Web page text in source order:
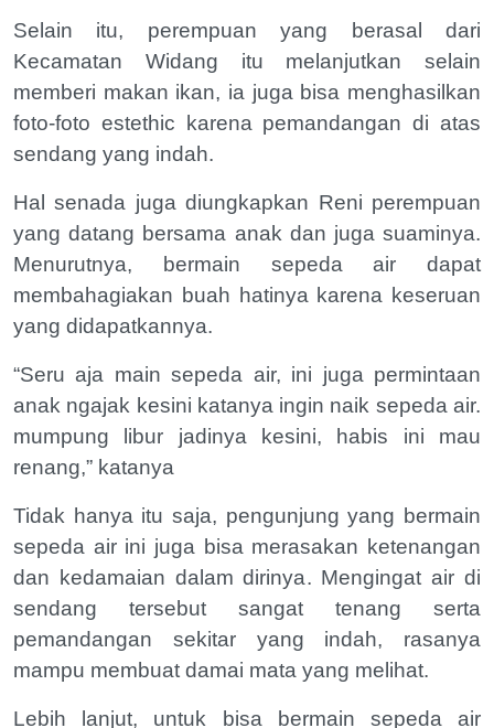
Selain itu, perempuan yang berasal dari
Kecamatan Widang itu melanjutkan selain
memberi makan ikan, ia juga bisa menghasilkan
foto-foto estethic karena pemandangan di atas
sendang yang indah.
Hal senada juga diungkapkan Reni perempuan
yang datang bersama anak dan juga suaminya.
Menurutnya, bermain sepeda air dapat
membahagiakan buah hatinya karena keseruan
yang didapatkannya.
“Seru aja main sepeda air, ini juga permintaan
anak ngajak kesini katanya ingin naik sepeda air.
mumpung libur jadinya kesini, habis ini mau
renang,” katanya
Tidak hanya itu saja, pengunjung yang bermain
sepeda air ini juga bisa merasakan ketenangan
dan kedamaian dalam dirinya. Mengingat air di
sendang tersebut sangat tenang serta
pemandangan sekitar yang indah, rasanya
mampu membuat damai mata yang melihat.
Lebih lanjut, untuk bisa bermain sepeda air